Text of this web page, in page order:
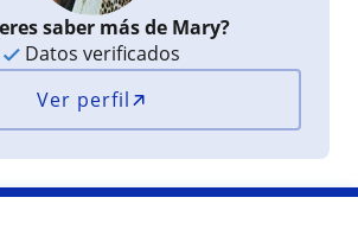
saber más de Mary?
Datos verificados
Ver perfil